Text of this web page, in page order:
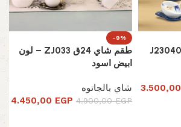
3.500,00
-9%
طقم شاي 24ق ZJ033 – لون
ابيض اسود
شاي بالجاتوه
4.900,00EGP
4.450,00 EGP